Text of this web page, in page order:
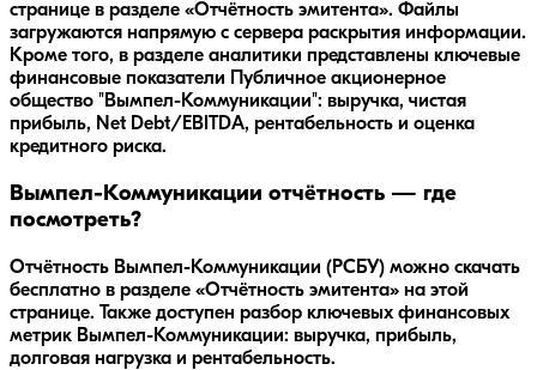
странице в разделе «Отчётность эмитента». Файлы
загружаются напрямую с сервера раскрытия информации.
Кроме того, в разделе аналитики представлены ключевые
финансовые показатели Публичное акционерное
общество "Вымпел-Коммуникации": выручка, чистая
прибыль, Net Debt/EBITDA, рентабельность и оценка
кредитного риска.
Вымпел-Коммуникации отчётность — где
посмотреть?
Отчётность Вымпел-Коммуникации (РСБУ) можно скачать
бесплатно в разделе «Отчётность эмитента» на этой
странице. Также доступен разбор ключевых финансовых
метрик Вымпел-Коммуникации: выручка, прибыль,
долговая нагрузка и рентабельность.